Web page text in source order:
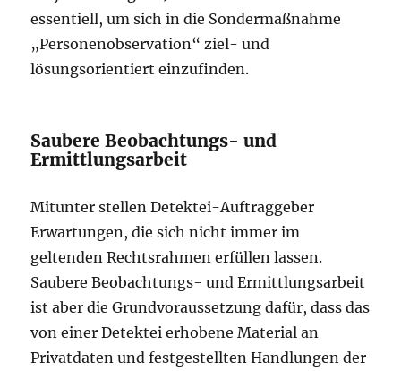
essentiell, um sich in die Sondermaßnahme
„Personenobservation“ ziel- und
lösungsorientiert einzufinden.
Saubere Beobachtungs- und
Ermittlungsarbeit
Mitunter stellen Detektei-Auftraggeber
Erwartungen, die sich nicht immer im
geltenden Rechtsrahmen erfüllen lassen.
Saubere Beobachtungs- und Ermittlungsarbeit
ist aber die Grundvoraussetzung dafür, dass das
von einer Detektei erhobene Material an
Privatdaten und festgestellten Handlungen der